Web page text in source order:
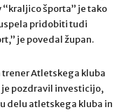
športa” je tako
pridobiti tudi
je povedal župan.
Atletskega kluba
je pozdravil investicijo,
delu atletskega kluba in